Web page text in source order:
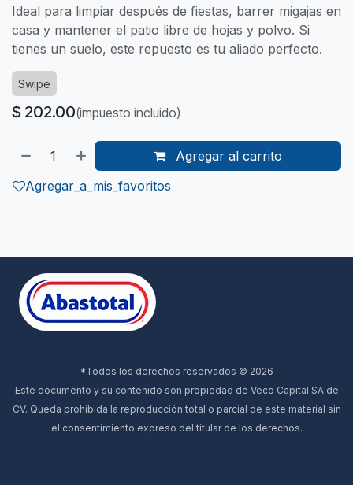
Ideal para limpiar después de fiestas, barrer migajas en
casa y mantener el patio libre de hojas y polvo. Si
tienes un suelo, este repuesto es tu aliado perfecto.
Swipe
$ 202.00(impuesto incluido)
Agregar al carrito
Agregar_a_mis_favoritos
*Todos los derechos reservados © 2026
Este documento y su contenido son propiedad de Veco Capital SA de
CV. Queda prohibida la reproducción total o parcial de este material sin
el consentimiento expreso del titular de los derechos.